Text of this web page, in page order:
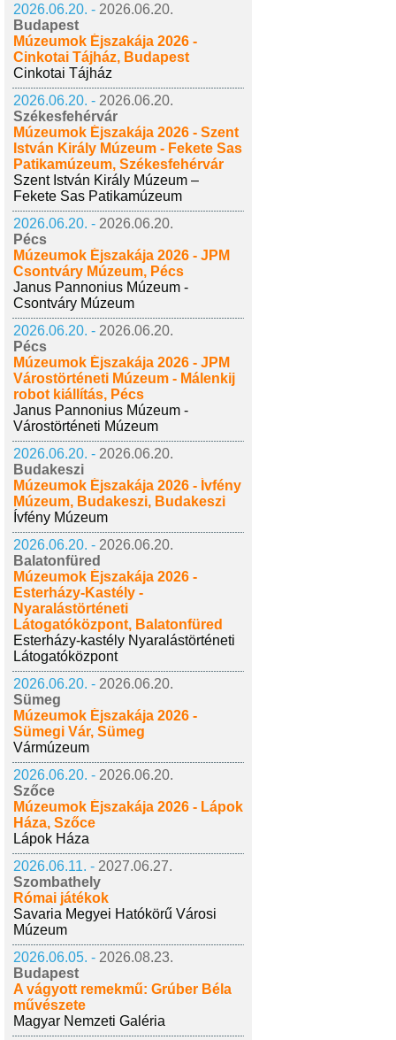
2026.06.20. - 2026.06.20.
Budapest
Múzeumok Éjszakája 2026 -
Cinkotai Tájház, Budapest
Cinkotai Tájház
2026.06.20. - 2026.06.20.
Székesfehérvár
Múzeumok Éjszakája 2026 - Szent
István Király Múzeum - Fekete Sas
Patikamúzeum, Székesfehérvár
Szent István Király Múzeum –
Fekete Sas Patikamúzeum
2026.06.20. - 2026.06.20.
Pécs
Múzeumok Éjszakája 2026 - JPM
Csontváry Múzeum, Pécs
Janus Pannonius Múzeum -
Csontváry Múzeum
2026.06.20. - 2026.06.20.
Pécs
Múzeumok Éjszakája 2026 - JPM
Várostörténeti Múzeum - Málenkij
robot kiállítás, Pécs
Janus Pannonius Múzeum -
Várostörténeti Múzeum
2026.06.20. - 2026.06.20.
Budakeszi
Múzeumok Éjszakája 2026 - Ívfény
Múzeum, Budakeszi, Budakeszi
Ívfény Múzeum
2026.06.20. - 2026.06.20.
Balatonfüred
Múzeumok Éjszakája 2026 -
Esterházy-Kastély -
Nyaralástörténeti
Látogatóközpont, Balatonfüred
Esterházy-kastély Nyaralástörténeti
Látogatóközpont
2026.06.20. - 2026.06.20.
Sümeg
Múzeumok Éjszakája 2026 -
Sümegi Vár, Sümeg
Vármúzeum
2026.06.20. - 2026.06.20.
Szőce
Múzeumok Éjszakája 2026 - Lápok
Háza, Szőce
Lápok Háza
2026.06.11. - 2027.06.27.
Szombathely
Római játékok
Savaria Megyei Hatókörű Városi
Múzeum
2026.06.05. - 2026.08.23.
Budapest
A vágyott remekmű: Grúber Béla
művészete
Magyar Nemzeti Galéria